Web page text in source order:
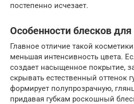
постепенно исчезает.
Особенности блесков для
Главное отличие такой
меньшая интенсивность цвета.
создает насыщенное покрытие,
скрывать естественный оттенок
формирует полупрозрачную,
придавая губкам роскошный